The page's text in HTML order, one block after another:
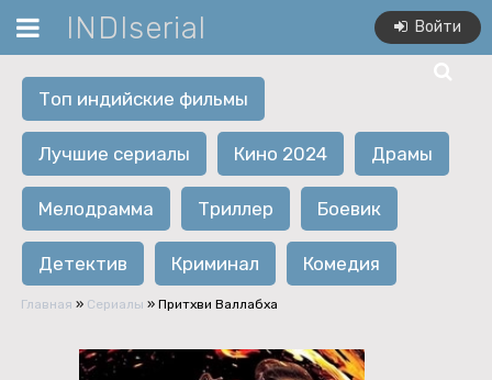
INDIserial Войти
Топ индийские фильмы
Лучшие сериалы Кино 2024 Драмы
Мелодрамма Триллер Боевик
Детектив Криминал Комедия
Главная » Сериалы » Притхви Валлабха